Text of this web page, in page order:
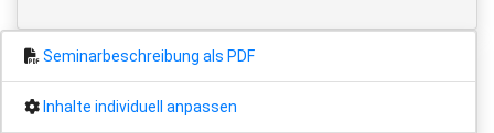
Seminarbeschreibung als PDF
Inhalte individuell anpassen